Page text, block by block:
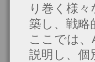
り巻く様
築し、戦略
ここでは
説明し、個